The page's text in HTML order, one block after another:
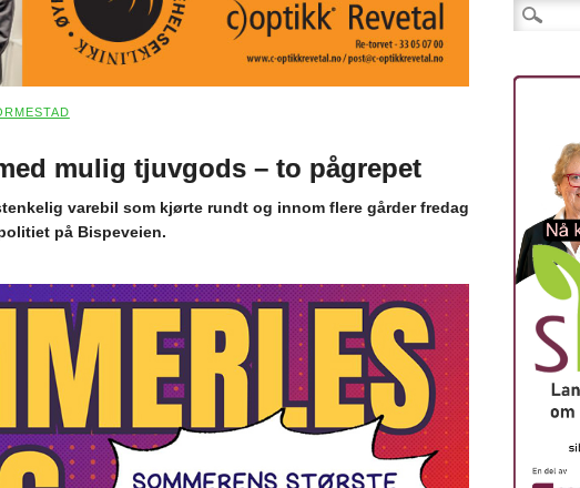
mulig tjuvgods – to pågrepet
varebil som kjørte rundt og innom flere gårder fredag
på Bispeveien.
Søk etter: